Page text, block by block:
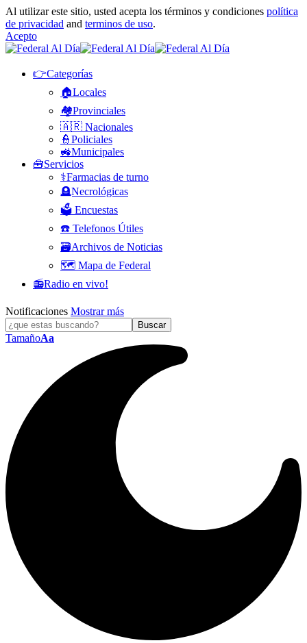
Al utilizar este sitio, usted acepta los términos y condiciones política
de privacidad and terminos de uso.
Acepto
👉Categorías
🏠Locales
🏘️Provinciales
🇦🇷 Nacionales
👮Policiales
🚜Municipales
🧰Servicios
⚕️Farmacias de turno
🪦Necrológicas
🗳️ Encuestas
☎️ Telefonos Útiles
🗃️Archivos de Noticias
🗺️ Mapa de Federal
📻Radio en vivo!
Notificaciones Mostrar más
TamañoAa